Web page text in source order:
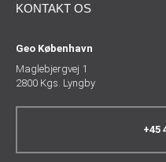
KONTAKT OS
Geo København
Maglebjergvej 1
2800 Kgs. Lyngby
+45